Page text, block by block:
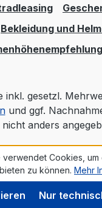
Bekleidung und
inkl. gesetzl.
und ggf.
nicht anders
Realisiert mit
verwendet Cookies,
zu können. Mehr
Nur